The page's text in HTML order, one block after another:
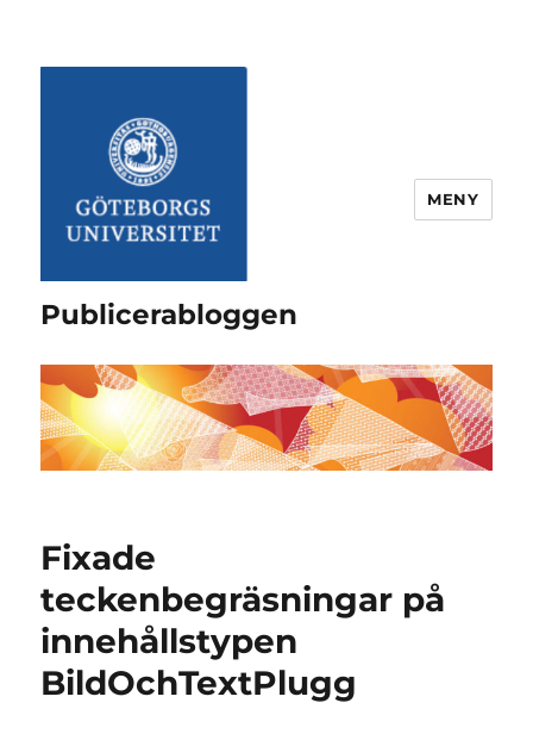
Publicerabloggen
MENY
Fixade
teckenbegräsningar på
innehållstypen
BildOchTextPlugg